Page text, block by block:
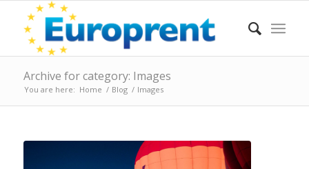
Archive for category: Images
You are here: Home / Blog / Images